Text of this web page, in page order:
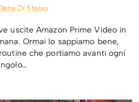
Di Stasio
uscite Amazon Prime Video in
Ormai lo sappiamo bene,
che portiamo avanti ogni